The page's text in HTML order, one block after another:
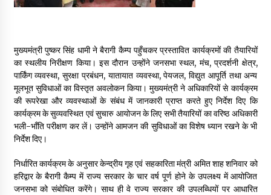
मुख्यमंत्री पुष्कर सिंह धामी ने बैरागी कैम्प पहुँचकर प्रस्तावित कार्यक्रमों की तैयारियों
का स्थलीय निरीक्षण किया। इस दौरान उन्होंने जनसभा स्थल, मंच, प्रदर्शनी क्षेत्र,
पार्किंग व्यवस्था, सुरक्षा प्रबंधन, यातायात व्यवस्था, पेयजल, विद्युत आपूर्ति तथा अन्य
मूलभूत सुविधाओं का विस्तृत अवलोकन किया। मुख्यमंत्री ने अधिकारियों से कार्यक्रम
की रूपरेखा और व्यवस्थाओं के संबंध में जानकारी प्राप्त करते हुए निर्देश दिए कि
कार्यक्रम के सुव्यवस्थित एवं सुचारु आयोजन के लिए सभी तैयारियों का वरिष्ठ अधिकारी
भली-भाँति परीक्षण कर लें। उन्होंने आमजन की सुविधाओं का विशेष ध्यान रखने के भी
निर्देश दिए।
निर्धारित कार्यक्रम के अनुसार केन्द्रीय गृह एवं सहकारिता मंत्री अमित शाह शनिवार को
हरिद्वार के बैरागी कैम्प में राज्य सरकार के चार वर्ष पूर्ण होने के उपलक्ष्य में आयोजित
जनसभा को संबोधित करेंगे। साथ ही वे राज्य सरकार की उपलब्धियों पर आधारित